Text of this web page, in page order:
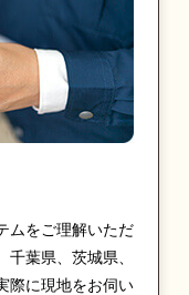
ムをご理解いただ
葉県、茨城県、
際に現地をお伺い